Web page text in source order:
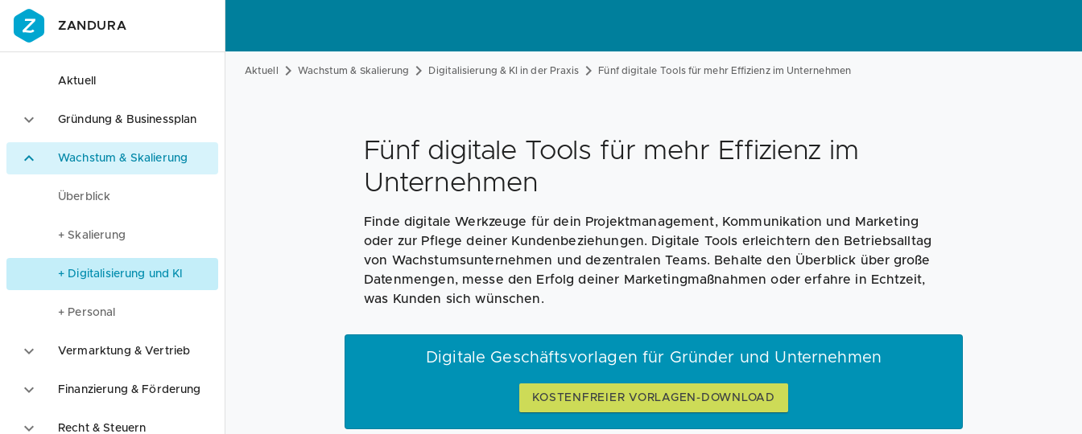
ZANDURA
Aktuell
Gründung & Businessplan
Wachstum & Skalierung
Überblick
+ Skalierung
+ Digitalisierung und KI
+ Personal
Vermarktung & Vertrieb
Finanzierung & Förderung
Recht & Steuern
Aktuell Wachstum & Skalierung Digitalisierung & KI in der Praxis Fünf digitale Tools für mehr Effizienz im Unternehmen
Fünf digitale Tools für mehr Effizienz im
Unternehmen
Finde digitale Werkzeuge für dein Projektmanagement, Kommunikation und Marketing
oder zur Pflege deiner Kundenbeziehungen. Digitale Tools erleichtern den Betriebsalltag
von Wachstumsunternehmen und dezentralen Teams. Behalte den Überblick über große
Datenmengen, messe den Erfolg deiner Marketingmaßnahmen oder erfahre in Echtzeit,
was Kunden sich wünschen.
Digitale Geschäftsvorlagen für Gründer und Unternehmen
KOSTENFREIER VORLAGEN-DOWNLOAD